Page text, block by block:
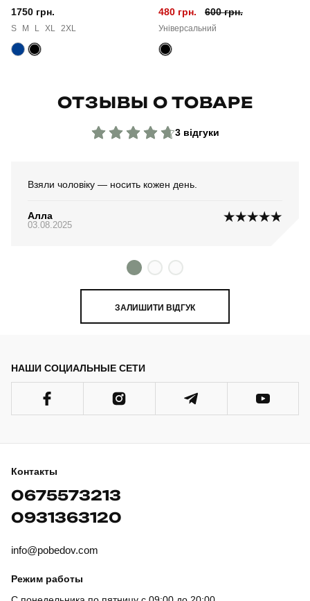
1750 грн.
S M L XL 2XL
480 грн.
600 грн.
Універсальний
ОТЗЫВЫ О ТОВАРЕ
3 відгуки
Взяли чоловіку — носить кожен день.
Алла
03.08.2025
ЗАЛИШИТИ ВІДГУК
НАШИ СОЦИАЛЬНЫЕ СЕТИ
Контакты
0675573213
0931363120
info@pobedov.com
Режим работы